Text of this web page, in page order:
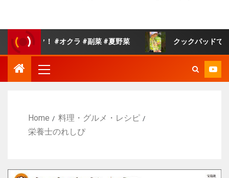
#オクラ #副菜 #夏野菜 クックパッドで人気の白菜の
Home
料理・グルメ・レシピ
栄養士のれしぴ